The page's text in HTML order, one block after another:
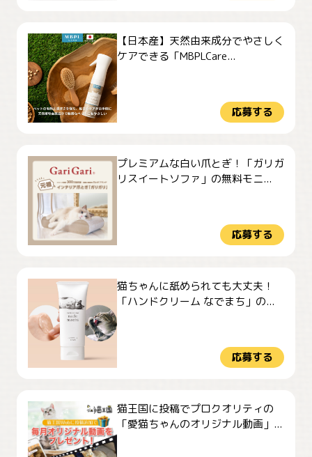
【日本産】天然由来成分でやさしく
ケアできる「MBPLCare...
応募する
プレミアムな白い爪とぎ！「ガリガ
リスイートソファ」の無料モニ...
応募する
猫ちゃんに舐められても大丈夫！
「ハンドクリーム なでまち」の...
応募する
猫王国に投稿でプロクオリティの
「愛猫ちゃんのオリジナル動画」...